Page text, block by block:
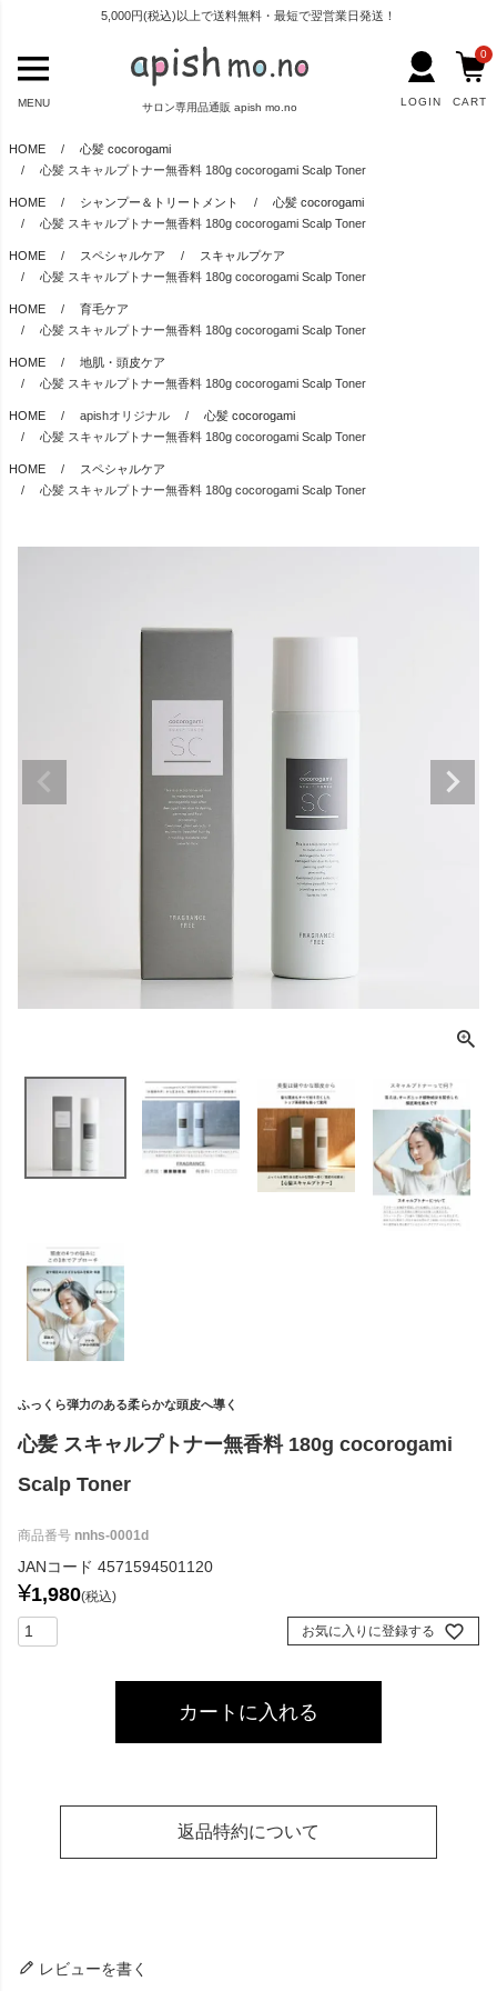
5,000円(税込)以上で送料無料・最短で翌営業日発送！
サロン専用品通販 apish mo.no
MENU LOGIN CART
0
HOME
心髪 cocorogami
心髪 スキャルプトナー無香料 180g cocorogami Scalp Toner
HOME シャンプー＆トリートメント
心髪 cocorogami
心髪 スキャルプトナー無香料 180g cocorogami Scalp Toner
HOME スペシャルケア
スキャルプケア
心髪 スキャルプトナー無香料 180g cocorogami Scalp Toner
HOME
育毛ケア
心髪 スキャルプトナー無香料 180g cocorogami Scalp Toner
HOME
地肌・頭皮ケア
心髪 スキャルプトナー無香料 180g cocorogami Scalp Toner
HOME apishオリジナル
心髪 cocorogami
心髪 スキャルプトナー無香料 180g cocorogami Scalp Toner
HOME
スペシャルケア
心髪 スキャルプトナー無香料 180g cocorogami Scalp Toner
ふっくら弾力のある柔らかな頭皮へ導く
心髪 スキャルプトナー無香料 180g cocorogami
Scalp Toner
商品番号 nnhs-0001d
JANコード 4571594501120
¥1,980 税込
お気に入りに登録する
カートに入れる
返品特約について
レビューを書く